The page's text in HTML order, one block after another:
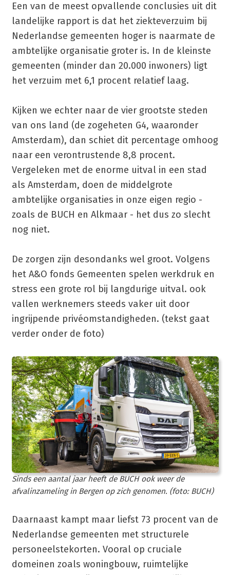
Een van de meest opvallende conclusies uit dit
landelijke rapport is dat het ziekteverzuim bij
Nederlandse gemeenten hoger is naarmate de
ambtelijke organisatie groter is. In de kleinste
gemeenten (minder dan 20.000 inwoners) ligt
het verzuim met 6,1 procent relatief laag.
Kijken we echter naar de vier grootste steden
van ons land (de zogeheten G4, waaronder
Amsterdam), dan schiet dit percentage omhoog
naar een verontrustende 8,8 procent.
Vergeleken met de enorme uitval in een stad
als Amsterdam, doen de middelgrote
ambtelijke organisaties in onze eigen regio -
zoals de BUCH en Alkmaar - het dus zo slecht
nog niet.
De zorgen zijn desondanks wel groot. Volgens
het A&O fonds Gemeenten spelen werkdruk en
stress een grote rol bij langdurige uitval. ook
vallen werknemers steeds vaker uit door
ingrijpende privéomstandigheden. (tekst gaat
verder onder de foto)
Sinds een aantal jaar heeft de BUCH ook weer de
afvalinzameling in Bergen op zich genomen. (foto: BUCH)
Daarnaast kampt maar liefst 73 procent van de
Nederlandse gemeenten met structurele
personeelstekorten. Vooral op cruciale
domeinen zoals woningbouw, ruimtelijke